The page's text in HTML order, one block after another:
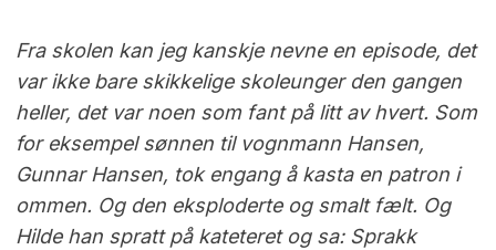
Fra skolen kan jeg kanskje nevne en episode, det
var ikke bare skikkelige skoleunger den gangen
heller, det var noen som fant på litt av hvert. Som
for eksempel sønnen til vognmann Hansen,
Gunnar Hansen, tok engang å kasta en patron i
ommen. Og den eksploderte og smalt fælt. Og
Hilde han spratt på kateteret og sa: Sprakk